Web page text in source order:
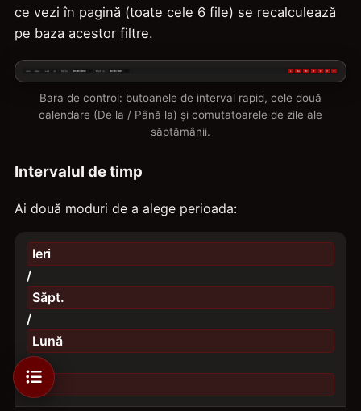
ce vezi în pagină (toate cele 6 file) se recalculează
pe baza acestor filtre.
Bara de control: butoanele de interval rapid, cele două
calendare (De la / Până la) și comutatoarele de zile ale
săptămânii.
Intervalul de timp
Ai două moduri de a alege perioada:
Ieri
/
Săpt.
/
Lună
/
An